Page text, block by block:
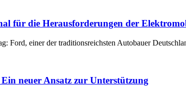
für die Herausforderungen der
Ford, einer der traditionsreichsten Autobauer
neuer Ansatz zur Unterstützung